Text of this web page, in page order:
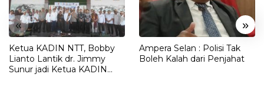
« »
Ketua KADIN NTT, Bobby
Lianto Lantik dr. Jimmy
Sunur jadi Ketua KADIN
Ampera Selan : Polisi Tak
Boleh Kalah dari Penjahat